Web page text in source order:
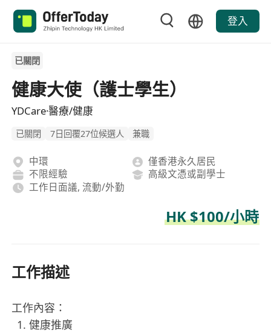
登入
已關閉
健康大使（護士學生）
YDCare·醫療/健康
已關閉 7日回覆27位候選人 兼職
中環
僅香港永久居民
不限經驗
高級文憑或副學士
工作日面議, 流動/外勤
HK $100/小時
工作描述
工作內容：
健康推廣